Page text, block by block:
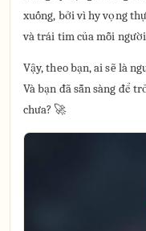
xuống, bởi vì hy vọng
và trái tim của mỗi
Vậy, theo bạn, ai sẽ là
Và bạn đã sẵn sàng để
chưa? 🚀